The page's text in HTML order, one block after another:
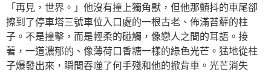
「再見，世界。」他沒有撞上獨角獸，但他那顫抖的車尾卻
擦到了停車塔三號車位入口處的一根古老、佈滿苔蘚的柱
子。不是撞擊，而是輕柔的碰觸，像戀人之間的耳語。接
著，一道濃郁的、像薄荷口香糖一樣的綠色光芒。猛地從柱
子爆發出來，瞬間吞噬了何手殘和他的掀背車。光芒消失